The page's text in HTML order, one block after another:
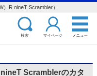
R nineT Scrambler）
検索 マイページ メニュー
Scramblerのカタ